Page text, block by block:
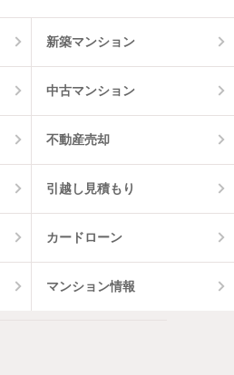
新築マンション
中古マンション
不動産売却
引越し見積もり
カードローン
マンション情報